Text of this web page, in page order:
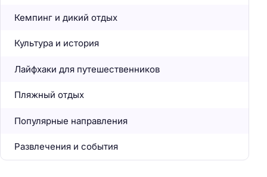
Кемпинг и дикий отдых
Культура и история
Лайфхаки для путешественников
Пляжный отдых
Популярные направления
Развлечения и события